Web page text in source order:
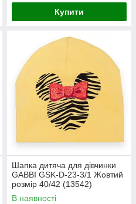
Купити
Шапка дитяча для дівчинки
GABBI GSK-D-23-3/1 Жовтий
розмір 40/42 (13542)
В наявності